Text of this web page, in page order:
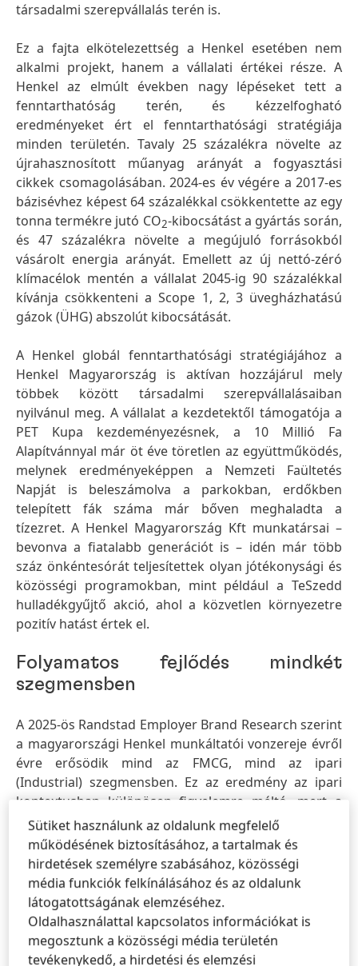
társadalmi szerepvállalás terén is.
Ez a fajta elkötelezettség a Henkel esetében nem
alkalmi projekt, hanem a vállalati értékei része. A
Henkel az elmúlt években nagy lépéseket tett a
fenntarthatóság terén, és kézzelfogható
eredményeket ért el fenntarthatósági stratégiája
minden területén. Tavaly 25 százalékra növelte az
újrahasznosított műanyag arányát a fogyasztási
cikkek csomagolásában. 2024-es év végére a 2017-es
bázisévhez képest 64 százalékkal csökkentette az egy
tonna termékre jutó CO2-kibocsátást a gyártás során,
és 47 százalékra növelte a megújuló forrásokból
vásárolt energia arányát. Emellett az új nettó-zéró
klímacélok mentén a vállalat 2045-ig 90 százalékkal
kívánja csökkenteni a Scope 1, 2, 3 üvegházhatású
gázok (ÜHG) abszolút kibocsátását.
A Henkel globál fenntarthatósági stratégiájához a
Henkel Magyarország is aktívan hozzájárul mely
többek között társadalmi szerepvállalásaiban
nyilvánul meg. A vállalat a kezdetektől támogatója a
PET Kupa kezdeményezésnek, a 10 Millió Fa
Alapítvánnyal már öt éve töretlen az együttműködés,
melynek eredményeképpen a Nemzeti Faültetés
Napját is beleszámolva a parkokban, erdőkben
telepített fák száma már bőven meghaladta a
tízezret. A Henkel Magyarország Kft munkatársai –
bevonva a fiatalabb generációt is – idén már több
száz önkéntesórát teljesítettek olyan jótékonysági és
közösségi programokban, mint például a TeSzedd
hulladékgyűjtő akció, ahol a közvetlen környezetre
pozitív hatást értek el.
Folyamatos fejlődés mindkét
szegmensben
A 2025-ös Randstad Employer Brand Research szerint
a magyarországi Henkel munkáltatói vonzereje évről
évre erősödik mind az FMCG, mind az ipari
(Industrial) szegmensben. Ez az eredmény az ipari
kontextusban különösen figyelemre méltó, mert a
környei ipari parkban lévő Henkel Adhesive
Technologies multitechnológiás gyár egyidejűleg
több iparág számára gyárt ragasztókat, így
komplexitás tekintetében egyedülálló Európában és a
világon is az első három Henkel gyár között tartják
számon. A folyamatosan fejlődő gyár jelenleg több,
mint 45 ország lakossági, szakipari és ipari piacaira
gyárt ragasztótermékeket.
Sütiket használunk az oldalunk megfelelő
működésének biztosításához, a tartalmak és
hirdetések személyre szabásához, közösségi
média funkciók felkínálásához és az oldalunk
látogatottságának elemzéséhez.
Oldalhasználattal kapcsolatos információkat is
megosztunk a közösségi média területén
tevékenykedő, a hirdetési és elemzési